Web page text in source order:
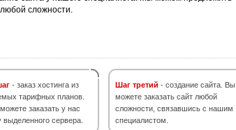
сложности.
- заказ хостинга из
тарифных планов.
заказать у нас
выделенного сервера.
Шаг третий - создание сайта. Вы
можете заказать сайт любой
сложности, связавшись с нашим
специалистом.